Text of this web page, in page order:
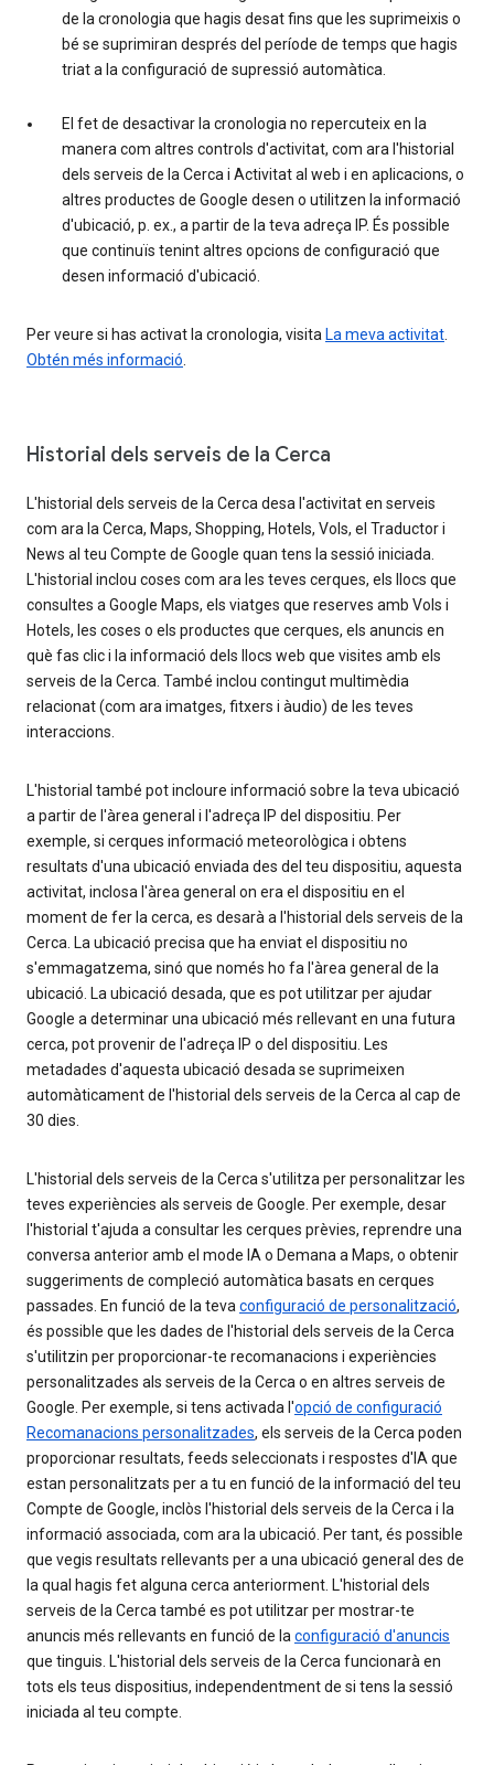
de la cronologia que hagis desat fins que les suprimeixis o
bé se suprimiran després del període de temps que hagis
triat a la configuració de supressió automàtica.
El fet de desactivar la cronologia no repercuteix en la
manera com altres controls d'activitat, com ara l'historial
dels serveis de la Cerca i Activitat al web i en aplicacions, o
altres productes de Google desen o utilitzen la informació
d'ubicació, p. ex., a partir de la teva adreça IP. És possible
que continuïs tenint altres opcions de configuració que
desen informació d'ubicació.
Per veure si has activat la cronologia, visita La meva activitat.
Obtén més informació.
Historial dels serveis de la Cerca
L'historial dels serveis de la Cerca desa l'activitat en serveis
com ara la Cerca, Maps, Shopping, Hotels, Vols, el Traductor i
News al teu Compte de Google quan tens la sessió iniciada.
L'historial inclou coses com ara les teves cerques, els llocs que
consultes a Google Maps, els viatges que reserves amb Vols i
Hotels, les coses o els productes que cerques, els anuncis en
què fas clic i la informació dels llocs web que visites amb els
serveis de la Cerca. També inclou contingut multimèdia
relacionat (com ara imatges, fitxers i àudio) de les teves
interaccions.
L'historial també pot incloure informació sobre la teva ubicació
a partir de l'àrea general i l'adreça IP del dispositiu. Per
exemple, si cerques informació meteorològica i obtens
resultats d'una ubicació enviada des del teu dispositiu, aquesta
activitat, inclosa l'àrea general on era el dispositiu en el
moment de fer la cerca, es desarà a l'historial dels serveis de la
Cerca. La ubicació precisa que ha enviat el dispositiu no
s'emmagatzema, sinó que només ho fa l'àrea general de la
ubicació. La ubicació desada, que es pot utilitzar per ajudar
Google a determinar una ubicació més rellevant en una futura
cerca, pot provenir de l'adreça IP o del dispositiu. Les
metadades d'aquesta ubicació desada se suprimeixen
automàticament de l'historial dels serveis de la Cerca al cap de
30 dies.
L'historial dels serveis de la Cerca s'utilitza per personalitzar les
teves experiències als serveis de Google. Per exemple, desar
l'historial t'ajuda a consultar les cerques prèvies, reprendre una
conversa anterior amb el mode IA o Demana a Maps, o obtenir
suggeriments de compleció automàtica basats en cerques
passades. En funció de la tevaconfiguració de personalització,
és possible que les dades de l'historial dels serveis de la Cerca
s'utilitzin per proporcionar-te recomanacions i experiències
personalitzades als serveis de la Cerca o en altres serveis de
Google. Per exemple, si tens activada l'opció de configuració
Recomanacions personalitzades, els serveis de la Cerca poden
proporcionar resultats, feeds seleccionats i respostes d'IA que
estan personalitzats per a tu en funció de la informació del teu
Compte de Google, inclòs l'historial dels serveis de la Cerca i la
informació associada, com ara la ubicació. Per tant, és possible
que vegis resultats rellevants per a una ubicació general des de
la qual hagis fet alguna cerca anteriorment. L'historial dels
serveis de la Cerca també es pot utilitzar per mostrar-te
anuncis més rellevants en funció de laconfiguració d'anuncis
que tinguis. L'historial dels serveis de la Cerca funcionarà en
tots els teus dispositius, independentment de si tens la sessió
iniciada al teu compte.